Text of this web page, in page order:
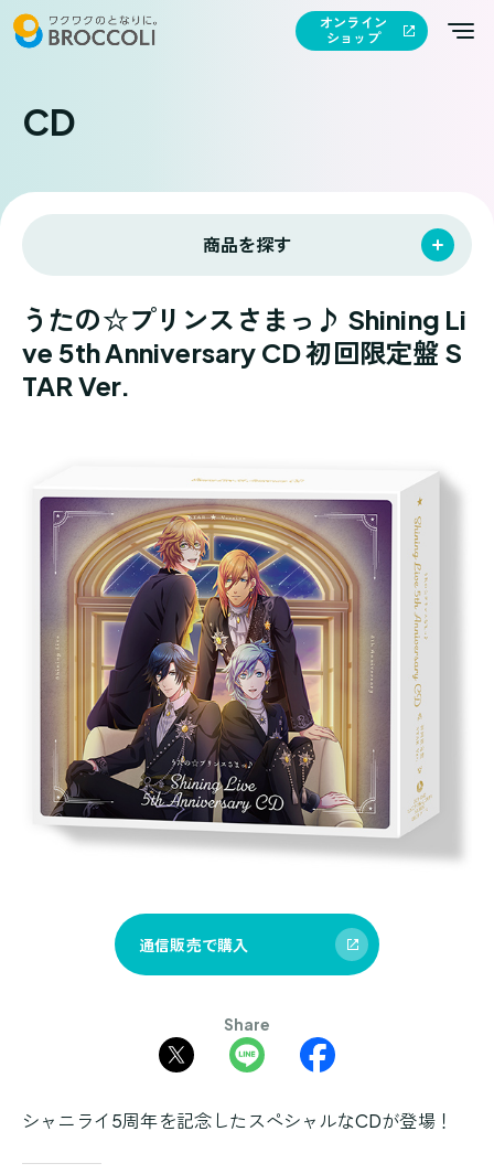
オンライン
ショップ
CD
商品を探す
うたの☆プリンスさまっ♪ Shining Li
ve 5th Anniversary CD 初回限定盤 S
TAR Ver.
通信販売で購入
Share
シャニライ5周年を記念したスペシャルなCDが登場！